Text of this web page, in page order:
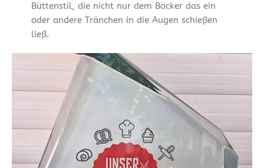
Büttenstil, die nicht nur dem Bäcker das ein
oder andere Tränchen in die Augen schießen
ließ.